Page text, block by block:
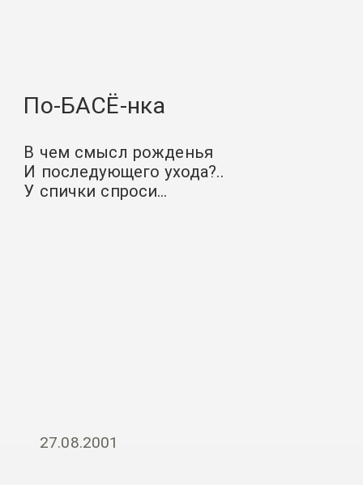
По-БАСЁ-нка
В чем смысл рожденья
И последующего ухода?..
У спички спроси…
27.08.2001